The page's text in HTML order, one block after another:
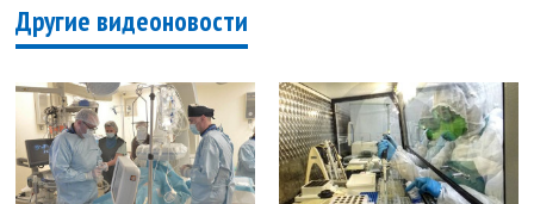
Другие видеоновости